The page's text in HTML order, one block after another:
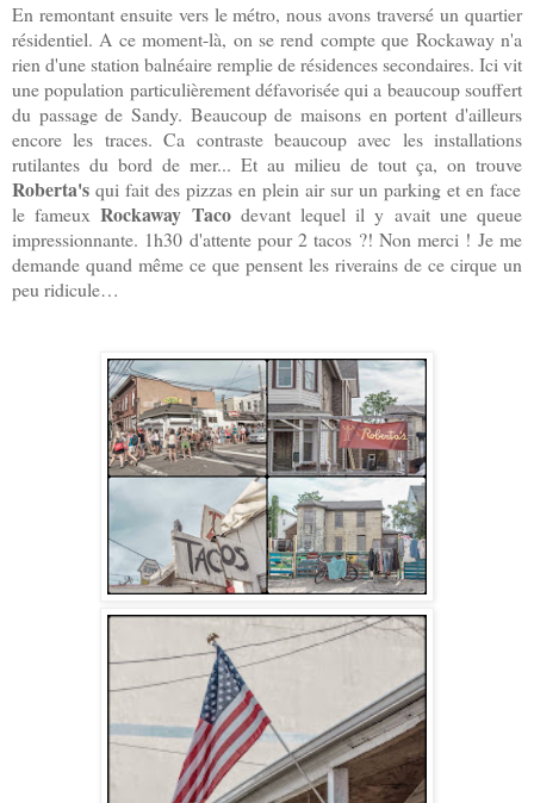
En remontant ensuite vers le métro, nous avons traversé un quartier
résidentiel. A ce moment-là, on se rend compte que Rockawayn'a
rien d'une station balnéaire remplie de résidences secondaires. Ici vit
une population particulièrement défavorisée qui a beaucoup souffert
du passage de Sandy. Beaucoup de maisons en portent d'ailleurs
encore les traces. Ca contraste beaucoup avec les installations
rutilantes du bord de mer... Et au milieu de tout ça, on trouve
Roberta's qui fait des pizzas en plein air sur un parking et en face
le fameuxRockaway Tacodevant lequel il y avait une queue
impressionnante. 1h30 d'attente pour 2 tacos ?! Non merci ! Je me
demande quand même ce que pensent les riverains de ce cirque un
peu ridicule…